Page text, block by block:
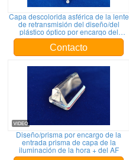
Capa descolorida asférica de la lente
de retransmisión del diseño/del
plástico óptico por encargo del
OEM/del ODM PMMA AR
Contacto
Diseño/prisma por encargo de la
entrada prisma de capa de la
iluminación de la hora + del AF